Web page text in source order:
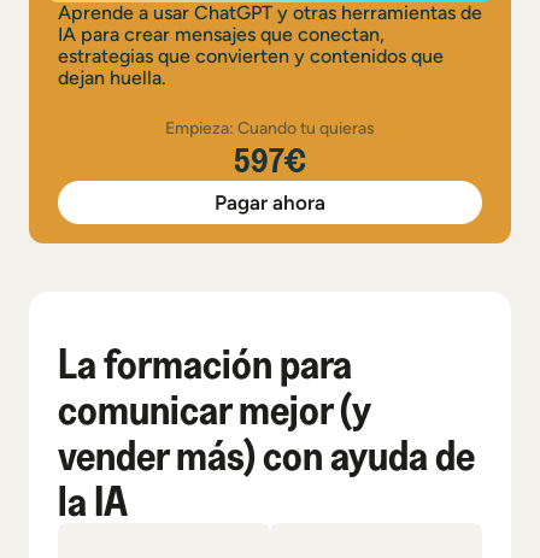
Aprende a usar ChatGPT y otras herramientas de
IA para crear mensajes que conectan,
estrategias que convierten y contenidos que
dejan huella.
Empieza: Cuando tu quieras
597€
Pagar ahora
La formación para
comunicar mejor (y
vender más) con ayuda de
la IA